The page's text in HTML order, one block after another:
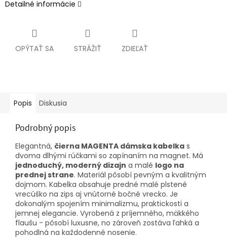
Detailné informácie
OPÝTAŤ SA STRÁŽIŤ ZDIEĽAŤ
Popis Diskusia
Podrobný popis
Elegantná, čierna MAGENTA dámska kabelka s
dvoma dlhými rúčkami so zapínaním na magnet. Má
jednoduchý, moderný dizajn a malé logo na
prednej strane. Materiál pôsobí pevným a kvalitným
dojmom. Kabelka obsahuje predné malé plstené
vrecúško na zips aj vnútorné bočné vrecko. Je
dokonalým spojením minimalizmu, praktickosti a
jemnej elegancie. Vyrobená z príjemného, mäkkého
flaušu - pôsobí luxusne, no zároveň zostáva ľahká a
pohodlná na každodenné nosenie.